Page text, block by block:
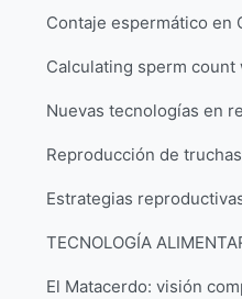
Reproducción de truchas